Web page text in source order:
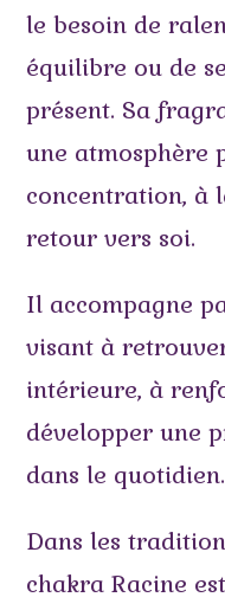
le besoin de
équilibre ou de
présent. Sa
une atmosphère
concentration, à
retour vers soi.
Il accompagne
visant à
intérieure, à
développer une
dans le quotidien.
Dans les
chakra Racine